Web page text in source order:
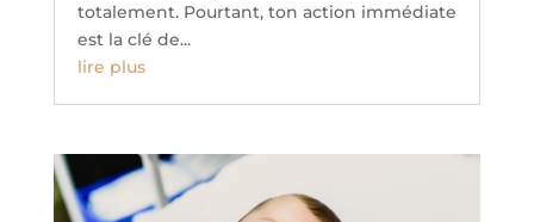
totalement. Pourtant, ton action immédiate
est la clé de...
lire plus